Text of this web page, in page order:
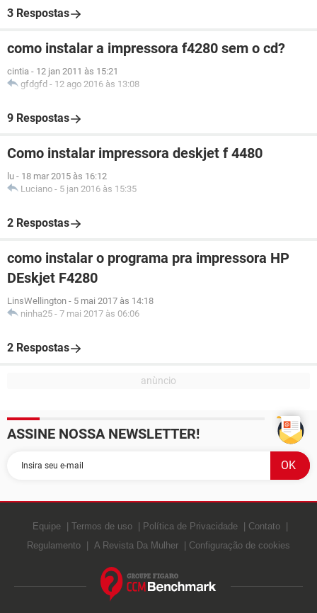
3 Respostas
como instalar a impressora f4280 sem o cd?
cintia - 12 jan 2011 às 15:21
gfdgfd - 12 ago 2016 às 13:08
9 Respostas
Como instalar impressora deskjet f 4480
lu - 18 mar 2015 às 16:12
Luciano - 5 jan 2016 às 15:35
2 Respostas
como instalar o programa pra impressora HP
DEskjet F4280
LinsWellington - 5 mai 2017 às 14:18
ninha25 - 7 mai 2017 às 06:06
2 Respostas
ASSINE NOSSA NEWSLETTER!
Equipe Termos de uso Política de Privacidade
Contato
Regulamento
A Revista Da Mulher Configuração de cookies